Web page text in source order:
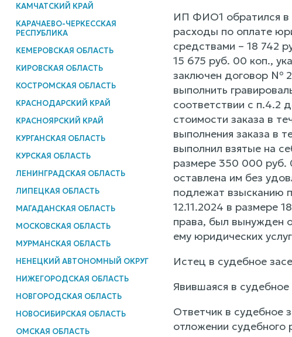
КАМЧАТСКИЙ КРАЙ
КАРАЧАЕВО-ЧЕРКЕССКАЯ
РЕСПУБЛИКА
КЕМЕРОВСКАЯ ОБЛАСТЬ
КИРОВСКАЯ ОБЛАСТЬ
КОСТРОМСКАЯ ОБЛАСТЬ
КРАСНОДАРСКИЙ КРАЙ
КРАСНОЯРСКИЙ КРАЙ
КУРГАНСКАЯ ОБЛАСТЬ
КУРСКАЯ ОБЛАСТЬ
ЛЕНИНГРАДСКАЯ ОБЛАСТЬ
ЛИПЕЦКАЯ ОБЛАСТЬ
МАГАДАНСКАЯ ОБЛАСТЬ
МОСКОВСКАЯ ОБЛАСТЬ
МУРМАНСКАЯ ОБЛАСТЬ
НЕНЕЦКИЙ АВТОНОМНЫЙ ОКРУГ
НИЖЕГОРОДСКАЯ ОБЛАСТЬ
НОВГОРОДСКАЯ ОБЛАСТЬ
НОВОСИБИРСКАЯ ОБЛАСТЬ
ОМСКАЯ ОБЛАСТЬ
ИП ФИО1 обратился в
расходы по оплате
средствами – 18 742
15 675 руб. 00 коп.,
заключен договор №
выполнить
соответствии с п.4.2
стоимости заказа в
выполнения заказа в
выполнил взятые на
размере 350 000 руб.
оставлена им без
подлежат взысканию
12.11.2024 в размере
права, был вынужден
ему юридических
Истец в судебное
Явившаяся в
Ответчик в судебное
отложении судебного